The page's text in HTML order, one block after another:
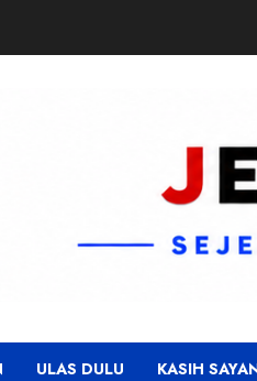
ULAS DULU KASIH